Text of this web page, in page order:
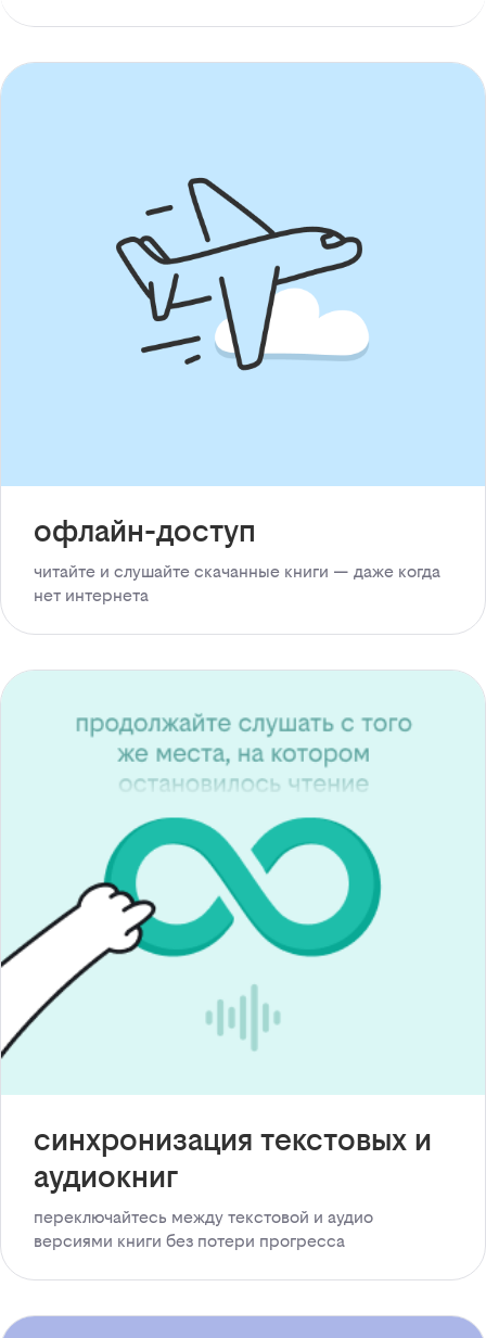
офлайн-доступ
читайте и слушайте скачанные книги — даже когда
нет интернета
синхронизация текстовых и
аудиокниг
переключайтесь между текстовой и аудио
версиями книги без потери прогресса